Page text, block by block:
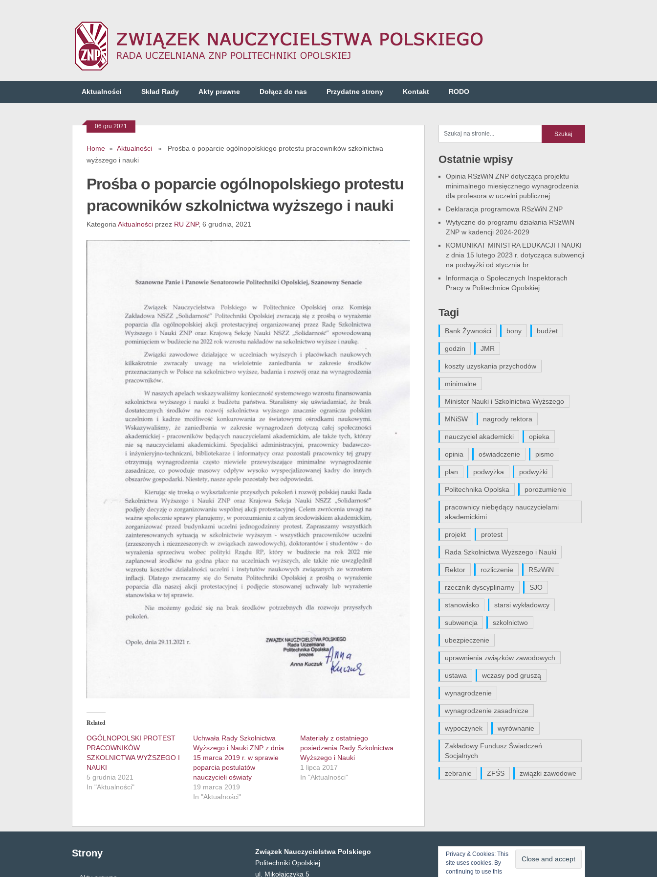
Aktualności Skład Rady Akty prawne Dołącz do nas Przydatne strony Kontakt RODO
06 gru 2021
Home» Aktualności» Prośba o poparcie ogólnopolskiego protestu pracowników szkolnictwa
wyższego i nauki
Prośba o poparcie ogólnopolskiego protestu
pracowników szkolnictwa wyższego i nauki
Kategoria Aktualnościprzez RU ZNP, 6 grudnia, 2021
Related
OGÓLNOPOLSKI PROTEST
PRACOWNIKÓW
SZKOLNICTWA WYŻSZEGO I
NAUKI
5 grudnia 2021
In "Aktualności"
Uchwała Rady Szkolnictwa
Wyższego i Nauki ZNP z dnia
15 marca 2019 r. w sprawie
poparcia postulatów
nauczycieli oświaty
19 marca 2019
In "Aktualności"
Materiały z ostatniego
posiedzenia Rady Szkolnictwa
Wyższego i Nauki
1 lipca 2017
In "Aktualności"
Ostatnie wpisy
Opinia RSzWiN ZNP dotycząca projektu
minimalnego miesięcznego wynagrodzenia
dla profesora w uczelni publicznej
Deklaracja programowa RSzWiN ZNP
Wytyczne do programu działania RSzWiN
ZNP w kadencji 2024-2029
KOMUNIKAT MINISTRA EDUKACJI I NAUKI
z dnia 15 lutego 2023 r. dotycząca subwencji
na podwyżki od stycznia br.
Informacja o Społecznych Inspektorach
Pracy w Politechnice Opolskiej
Tagi
Bank Żywności bony budżet
godzin JMR
koszty uzyskania przychodów
minimalne
Minister Nauki i Szkolnictwa Wyższego
MNiSW nagrody rektora
nauczyciel akademicki opieka
opinia oświadczenie pismo
plan podwyżka podwyżki
Politechnika Opolska porozumienie
pracownicy niebędący nauczycielami
akademickimi
projekt protest
Rada Szkolnictwa Wyższego i Nauki
Rektor rozliczenie RSzWiN
rzecznik dyscyplinarny SJO
stanowisko starsi wykładowcy
subwencja szkolnictwo
ubezpieczenie
uprawnienia związków zawodowych
ustawa wczasy pod gruszą
wynagrodzenie
wynagrodzenie zasadnicze
wypoczynek wyrównanie
Zakładowy Fundusz Świadczeń
Socjalnych
zebranie ZFŚS związki zawodowe
Strony
Związek Nauczycielstwa Polskiego
Politechniki Opolskiej
ul. Mikołajczyka 5
Privacy & Cookies: This
site uses cookies. By
continuing to use this